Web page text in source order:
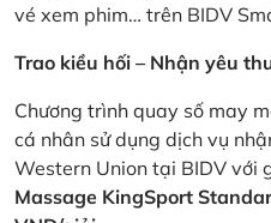
vé xem phim… trên BIDV
Trao kiều hối – Nhận yêu
Chương trình quay số may
cá nhân sử dụng dịch vụ
Western Union tại BIDV với
Massage KingSport